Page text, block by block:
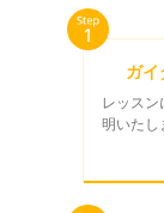
ガイ
レッス
明いたし